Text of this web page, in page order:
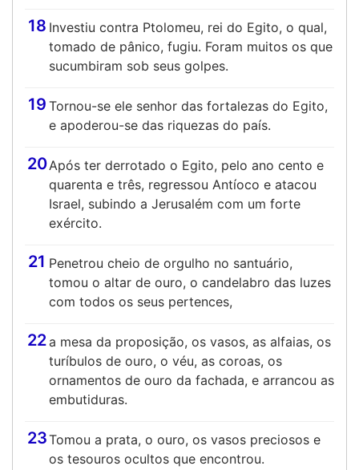
18 Investiu contra Ptolomeu, rei do Egito, o qual,
tomado de pânico, fugiu. Foram muitos os que
sucumbiram sob seus golpes.
19 Tornou-se ele senhor das fortalezas do Egito,
e apoderou-se das riquezas do país.
20Após ter derrotado o Egito, pelo ano cento e
quarenta e três, regressou Antíoco e atacou
Israel, subindo a Jerusalém com um forte
exército.
21 Penetrou cheio de orgulho no santuário,
tomou o altar de ouro, o candelabro das luzes
com todos os seus pertences,
22a mesa da proposição, os vasos, as alfaias, os
turíbulos de ouro, o véu, as coroas, os
ornamentos de ouro da fachada, e arrancou as
embutiduras.
23Tomou a prata, o ouro, os vasos preciosos e
os tesouros ocultos que encontrou.